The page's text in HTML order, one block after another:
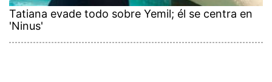
Tatiana evade todo sobre Yemil; él se centra en
'Ninus'